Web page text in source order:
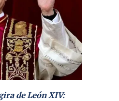
de León XIV: